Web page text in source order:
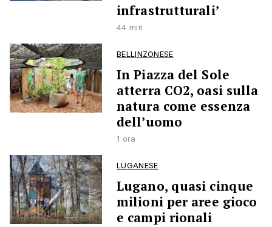
infrastrutturali’
44 min
BELLINZONESE
In Piazza del Sole
atterra CO2, oasi sulla
natura come essenza
dell’uomo
1 ora
LUGANESE
Lugano, quasi cinque
milioni per aree gioco
e campi rionali